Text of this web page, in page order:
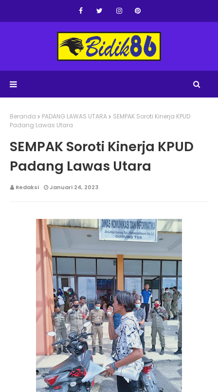
Beranda PADANG LAWAS UTARA
SEMPAK Soroti Kinerja KPUD
Padang Lawas Utara
SEMPAK Soroti Kinerja KPUD
Padang Lawas Utara
Redaksi Januari 24, 2023